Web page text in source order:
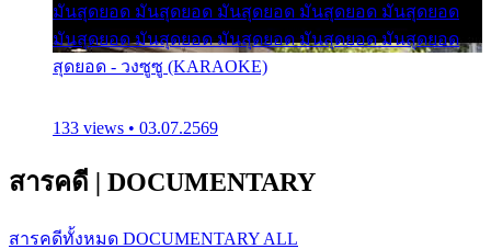
มันสุดยอด มันสุดยอด มันสุดยอด มันสุดยอด มันสุดยอด
มันสุดยอด มันสุดยอด มันสุดยอด มันสุดยอด มันสุดยอด
สุดยอด - วงซูซู (KARAOKE)
133 views • 03.07.2569
สารคดี | DOCUMENTARY
สารคดีทั้งหมด DOCUMENTARY ALL